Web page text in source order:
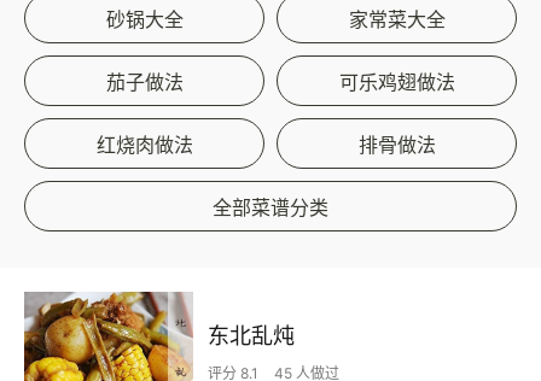
砂锅大全 家常菜大全
茄子做法 可乐鸡翅做法
红烧肉做法 排骨做法
全部菜谱分类
东北乱炖
评分 8.1 45 人做过